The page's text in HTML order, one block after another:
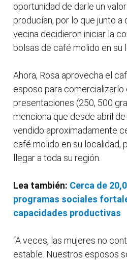
oportunidad de darle un
producían, por lo que junto a
vecina decidieron iniciar la
bolsas de café molido en su
Ahora, Rosa aprovecha el
esposo para comercializarlo
presentaciones (250, 500
menciona que desde abril
vendido aproximadamente
café molido en su localidad,
llegar a toda su región.
Lea también: Cerca de
programas sociales
capacidades productivas
“A veces, las mujeres no
estable. Nuestros esposos